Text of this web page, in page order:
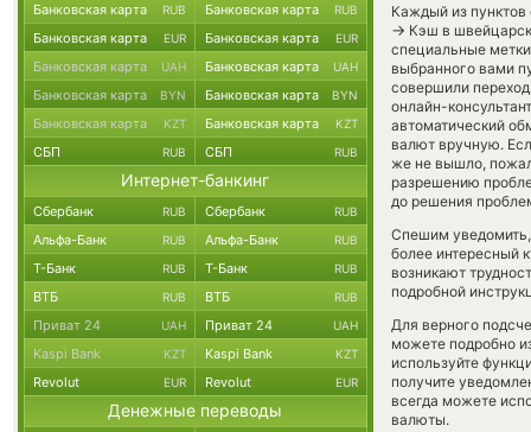
Каждый из пунктов
→ Кэш в
специальные
выбранного вами
совершили
онлайн-
автоматический
валют вручную.
же не вышло,
разрешению
до решения
Спешим
более интересный
возникают
подробной
Для верного
можете подробно
используйте
получите
всегда можете
валюты.
Банковская карта RUB Банковская карта RUB
Банковская карта EUR Банковская карта EUR
Банковская карта UAH Банковская карта UAH
Банковская карта BYN Банковская карта BYN
Банковская карта KZT Банковская карта KZT
СБП RUB СБП RUB
Интернет-банкинг
Сбербанк RUB Сбербанк RUB
Альфа-Банк RUB Альфа-Банк RUB
Т-Банк RUB Т-Банк RUB
ВТБ RUB ВТБ RUB
Приват 24 UAH Приват 24 UAH
Kaspi Bank KZT Kaspi Bank KZT
Revolut EUR Revolut EUR
Денежные переводы